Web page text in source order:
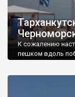
К сожалению
пешком вдоль